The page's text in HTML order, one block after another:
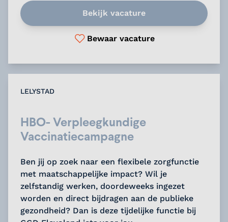
Bekijk vacature
Bewaar vacature
LELYSTAD
HBO- Verpleegkundige
Vaccinatiecampagne
Ben jij op zoek naar een flexibele zorgfunctie
met maatschappelijke impact? Wil je
zelfstandig werken, doordeweeks ingezet
worden en direct bijdragen aan de publieke
gezondheid? Dan is deze tijdelijke functie bij